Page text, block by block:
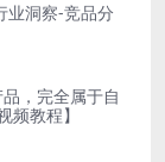
业洞察-竞品分
，完全属于自
频教程】